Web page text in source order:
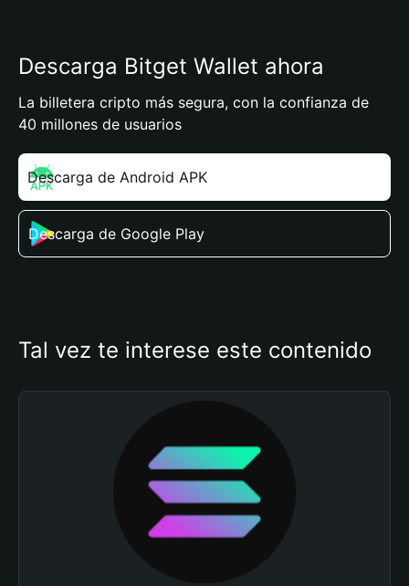
Descarga Bitget Wallet ahora
La billetera cripto más segura, con la confianza de
40 millones de usuarios
Descarga de Android APK
Descarga de Google Play
Tal vez te interese este contenido